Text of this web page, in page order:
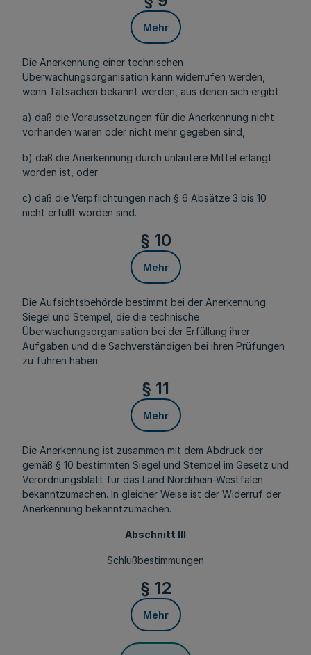
Mehr
Die Anerkennung einer technischen
Überwachungsorganisation kann widerrufen werden,
wenn Tatsachen bekannt werden, aus denen sich ergibt:
a) daß die Voraussetzungen für die Anerkennung nicht
vorhanden waren oder nicht mehr gegeben sind,
b) daß die Anerkennung durch unlautere Mittel erlangt
worden ist, oder
c) daß die Verpflichtungen nach § 6 Absätze 3 bis 10
nicht erfüllt worden sind.
§ 10
Mehr
Die Aufsichtsbehörde bestimmt bei der Anerkennung
Siegel und Stempel, die die technische
Überwachungsorganisation bei der Erfüllung ihrer
Aufgaben und die Sachverständigen bei ihren Prüfungen
zu führen haben.
§ 11
Mehr
Die Anerkennung ist zusammen mit dem Abdruck der
gemäß § 10 bestimmten Siegel und Stempel im Gesetz und
Verordnungsblatt für das Land Nordrhein-Westfalen
bekanntzumachen. In gleicher Weise ist der Widerruf der
Anerkennung bekanntzumachen.
Abschnitt III
Schlußbestimmungen
§ 12
Mehr